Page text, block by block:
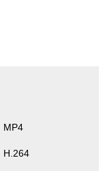
MP4
H.264